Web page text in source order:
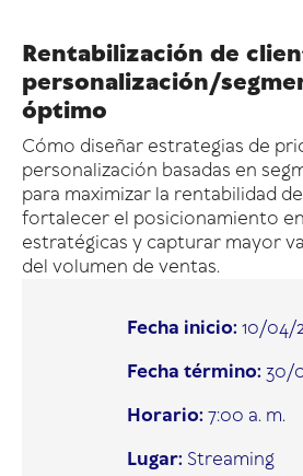
Rentabilización de
personalización/
óptimo
Cómo diseñar estrategias de
personalización basadas en
para maximizar la rentabilidad
fortalecer el posicionamiento
estratégicas y capturar mayor
del volumen de ventas.
Fecha inicio: 10/04/
Fecha término: 30/
Horario: 7:00 a. m.
Lugar: Streaming